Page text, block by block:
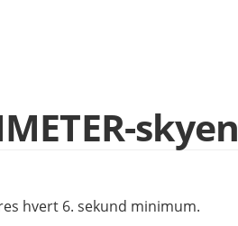
skyen
hvert 6. sekund minimum.